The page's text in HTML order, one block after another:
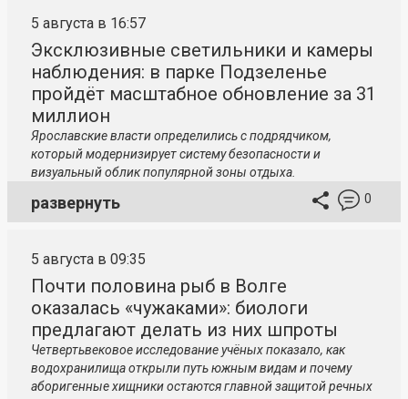
5 августа в 16:57
Эксклюзивные светильники и камеры
наблюдения: в парке Подзеленье
пройдёт масштабное обновление за 31
миллион
Ярославские власти определились с подрядчиком,
который модернизирует систему безопасности и
визуальный облик популярной зоны отдыха.
развернуть 0
5 августа в 09:35
Почти половина рыб в Волге
оказалась «чужаками»: биологи
предлагают делать из них шпроты
Четвертьвековое исследование учёных показало, как
водохранилища открыли путь южным видам и почему
аборигенные хищники остаются главной защитой речных